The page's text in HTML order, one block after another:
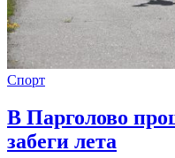
Спорт
В Парголово
забеги лета